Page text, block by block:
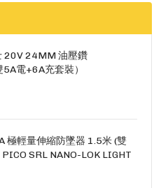
20V 24MM 油壓鑽
電+6A充套裝）
極輕量伸縮防墜器 1.5米 (雙
SRL NANO-LOK LIGHT